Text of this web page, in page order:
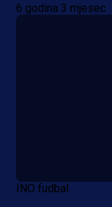
6 godina 3 mjesec
INO fudbal